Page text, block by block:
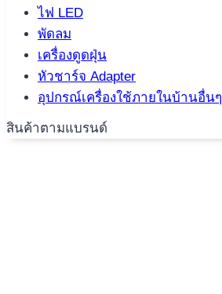
ไฟ LED
พัดลม
เครื่องดูดฝุ่น
หัวชาร์จ Adapter
อุปกรณ์เครื่องใช้ภายในบ้านอื่นๆ
สินค้าตามแบรนด์